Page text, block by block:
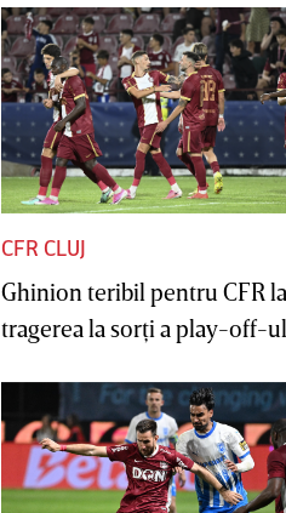
CFR CLUJ
Ghinion teribil pentru CFR la
tragerea la sorţi a play-off-